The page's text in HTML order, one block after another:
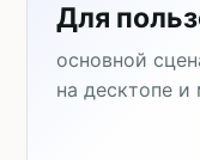
Для
основной
на десктопе